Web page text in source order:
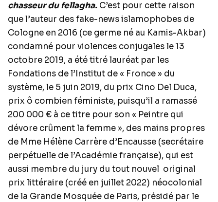
chasseur du fellagha. C’est pour cette raison
que l’auteur des fake-news islamophobes de
Cologne en 2016 (ce germe né au Kamis-Akbar)
condamné pour violences conjugales le 13
octobre 2019, a été titré lauréat par les
Fondations de l’Institut de « Fronce » du
système, le 5 juin 2019, du prix Cino Del Duca,
prix ô combien féministe, puisqu’il a ramassé
200 000 € à ce titre pour son « Peintre qui
dévore crûment la femme », des mains propres
de Mme Hélène Carrère d’Encausse (secrétaire
perpétuelle de l’Académie française), qui est
aussi membre du jury du tout nouvel original
prix littéraire (créé en juillet 2022) néocolonial
de la Grande Mosquée de Paris, présidé par le